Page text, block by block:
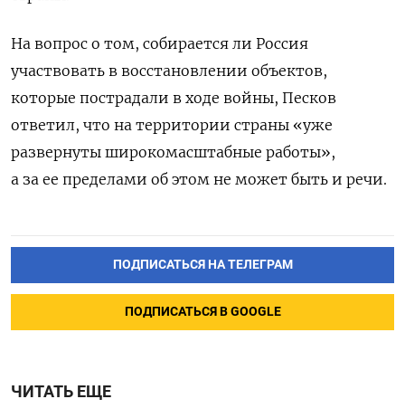
На вопрос о том, собирается ли Россия
участвовать в восстановлении объектов,
которые пострадали в ходе войны, Песков
ответил, что на территории страны «уже
развернуты широкомасштабные работы»,
а за ее пределами об этом не может быть и речи.
ПОДПИСАТЬСЯ НА ТЕЛЕГРАМ
ПОДПИСАТЬСЯ В GOOGLE
ЧИТАТЬ ЕЩЕ